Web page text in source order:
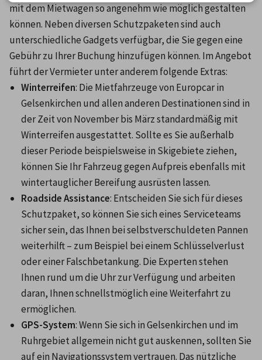
mit dem Mietwagen so angenehm wie möglich gestalten
können. Neben diversen Schutzpaketen sind auch
unterschiedliche Gadgets verfügbar, die Sie gegen eine
Gebühr zu Ihrer Buchung hinzufügen können. Im Angebot
führt der Vermieter unter anderem folgende Extras:
Winterreifen: Die Mietfahrzeuge von Europcar in
Gelsenkirchen und allen anderen Destinationen sind in
der Zeit von November bis März standardmäßig mit
Winterreifen ausgestattet. Sollte es Sie außerhalb
dieser Periode beispielsweise in Skigebiete ziehen,
können Sie Ihr Fahrzeug gegen Aufpreis ebenfalls mit
wintertauglicher Bereifung ausrüsten lassen.
Roadside Assistance: Entscheiden Sie sich für dieses
Schutzpaket, so können Sie sich eines Serviceteams
sicher sein, das Ihnen bei selbstverschuldeten Pannen
weiterhilft – zum Beispiel bei einem Schlüsselverlust
oder einer Falschbetankung. Die Experten stehen
Ihnen rund um die Uhr zur Verfügung und arbeiten
daran, Ihnen schnellstmöglich eine Weiterfahrt zu
ermöglichen.
GPS-System: Wenn Sie sich in Gelsenkirchen und im
Ruhrgebiet allgemein nicht gut auskennen, sollten Sie
auf ein Navigationssystem vertrauen. Das nützliche